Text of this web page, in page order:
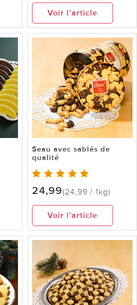
Voir l’article
Seau avec sablés de
qualité
24,99(24,99 / 1kg)
Voir l’article